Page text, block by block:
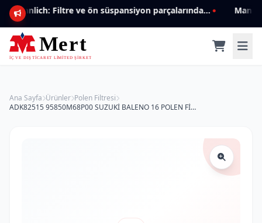
Mannlich: Filtre ve ön süspansiyon parçalarında genişleyen ürün yelpazesiyle kalite ve güven.
Ana Sayfa Ürünler Polen Filtresi
ADK82515 95850M68P00 SUZUKİ BALENO 16 POLEN FİLTRESİ